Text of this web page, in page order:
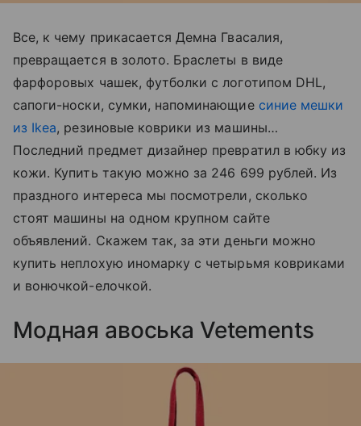
Все, к чему прикасается Демна Гвасалия,
превращается в золото. Браслеты в виде
фарфоровых чашек, футболки с логотипом DHL,
сапоги-носки, сумки, напоминающие синие мешки
из Ikea, резиновые коврики из машины…
Последний предмет дизайнер превратил в юбку из
кожи. Купить такую можно за 246 699 рублей. Из
праздного интереса мы посмотрели, сколько
стоят машины на одном крупном сайте
объявлений. Скажем так, за эти деньги можно
купить неплохую иномарку с четырьмя ковриками
и вонючкой-елочкой.
Модная авоська Vetements